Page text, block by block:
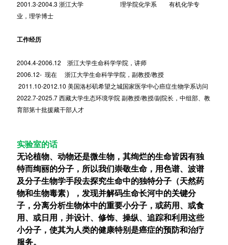
2001.3-2004.3 浙江大学 理学院化学系 有机化学专
业，理学博士
工作经历
2004.4-2006.12 浙江大学生命科学学院，讲师
2006.12- 现在 浙江大学生命科学学院，副教授/教授
2011.10-2012.10 美国洛杉矶希望之城国家医学中心癌症生物学系访问
2022.7-2025.7 西藏大学生态环境学院 副教授/教授/副院长，中组部、教
育部第十批援藏干部人才
实验室的话
无论植物、动物还是微生物，其绚烂的生命皆因有独
特而绚丽的分子，所以我们崇敬生命，用色谱、波谱
及分子生物学手段去探究生命中的独特分子（天然药
物和生物毒素），发现并解码生命长河中的关键分
子，分离分析生物体中的重要小分子，或药用、或食
用、或日用，并设计、修饰、操纵、追踪和利用这些
小分子，使其为人类的健康特别是癌症的预防和治疗
服务。